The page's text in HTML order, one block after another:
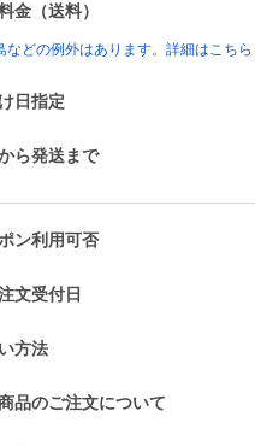
金（送料）
どの例外はあります。詳細はこちら
日指定
ら発送まで
ン利用可否
文受付日
方法
品のご注文について